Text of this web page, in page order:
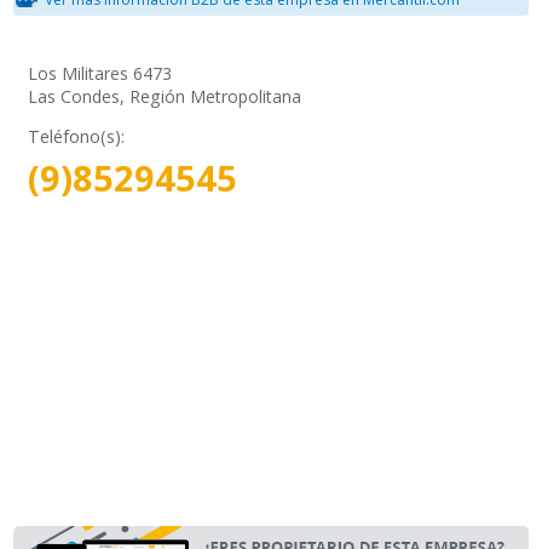
Los Militares 6473
Las Condes, Región Metropolitana
Teléfono(s):
(9)85294545